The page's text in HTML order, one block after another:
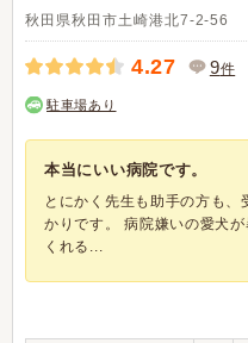
秋田県秋田市土崎港北7-2-56
4.27 9件
駐車場あり
本当にいい病院です。
とにかく先生も助手の方も
かりです。 病院嫌いの愛犬
くれる...